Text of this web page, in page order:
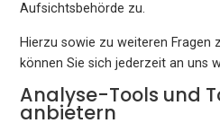
Aufsichtsbehörde zu.
Hierzu sowie zu weiteren Fragen
können Sie sich jederzeit an uns
Analyse-Tools und
anbietern